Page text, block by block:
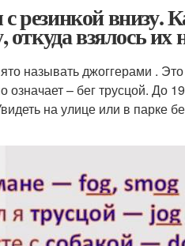
резинкой внизу.
взялось их
называть джоггерами .
– бег трусцой. До
на улице или в парке